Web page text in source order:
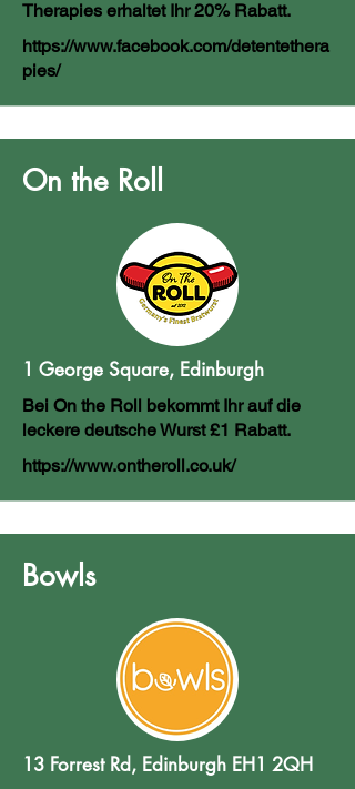
Therapies erhaltet Ihr 20% Rabatt.
https://www.facebook.com/detentethera
pies/
On the Roll
1 George Square, Edinburgh
Bei On the Roll bekommt Ihr auf die
leckere deutsche Wurst £1 Rabatt.
https://www.ontheroll.co.uk/
Bowls
13 Forrest Rd, Edinburgh EH1 2QH